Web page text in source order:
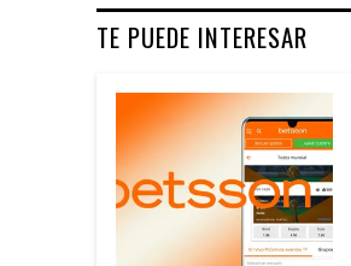
TE PUEDE INTERESAR